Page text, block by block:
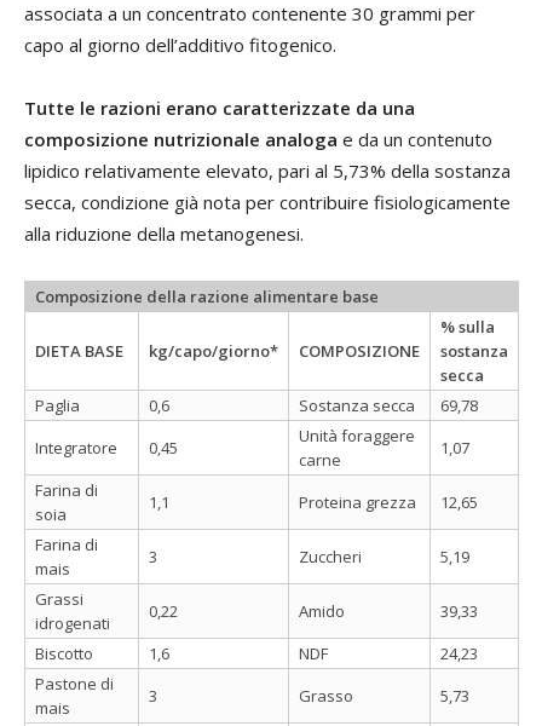
associata a un concentrato contenente 30 grammi per
capo al giorno dell’additivo fitogenico.
Tutte le razioni erano caratterizzate da una
composizione nutrizionale analoga e da un contenuto
lipidico relativamente elevato, pari al 5,73% della sostanza
secca, condizione già nota per contribuire fisiologicamente
alla riduzione della metanogenesi.
Composizione della razione alimentare base
DIETA BASE kg/capo/giorno* COMPOSIZIONE
% sulla
sostanza
secca
Paglia
0,6 Sostanza secca
69,78
Integratore
0,45
Unità foraggere
carne
1,07
Farina di
soia
1,1 Proteina grezza
12,65
Farina di
mais
3 Zuccheri
5,19
Grassi
idrogenati
0,22 Amido
39,33
Biscotto
1,6 NDF
24,23
Pastone di
mais
3 Grasso
5,73